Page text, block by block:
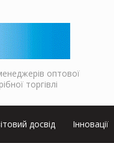
оптової
торгівлі
досвід Інновації